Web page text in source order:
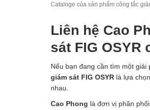
Cataloge của sản phẩm công tắc
Liên hệ Cao
sát FIG OSYR
Nếu bạn đang cần tìm một giải
giám sát FIG OSYR là lựa
nhau.
Cao Phong là đơn vị phân